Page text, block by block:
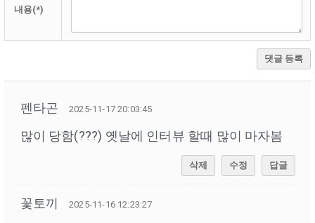
내용(*)
댓글 등록
펜타곤 2025-11-17 20:03:45
많이 당함(???) 옛날에 인터뷰 할때 많이 마자봄
삭제 수정 답글
꽃토끼 2025-11-16 12:23:27